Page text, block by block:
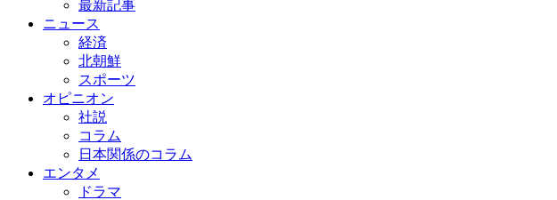
最新記事
ニュース
経済
北朝鮮
スポーツ
オピニオン
社説
コラム
日本関係のコラム
エンタメ
ドラマ